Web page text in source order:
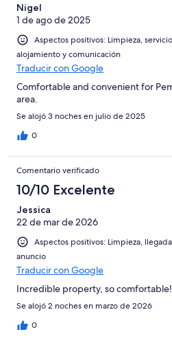
Nigel
1 de ago de 2025
Aspectos positivos: Limpieza,
alojamiento y comunicación
Traducir con Google
Comfortable and convenient for
area.
Se alojó 3 noches en julio de 2025
0
Comentario verificado
10/10 Excelente
Jessica
22 de mar de 2026
Aspectos positivos: Limpieza,
anuncio
Traducir con Google
Incredible property, so
Se alojó 2 noches en marzo de 2026
0